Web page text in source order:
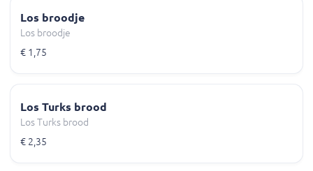
Los broodje
Los broodje
€ 1,75
Los Turks brood
Los Turks brood
€ 2,35